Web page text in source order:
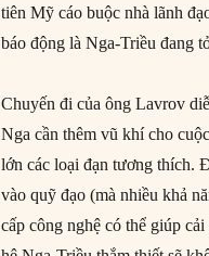
tiên Mỹ cáo buộc nhà lãnh
báo động là Nga-Triều đang
Chuyến đi của ông Lavrov
Nga cần thêm vũ khí cho
lớn các loại đạn tương thích.
vào quỹ đạo (mà nhiều khả
cấp công nghệ có thể giúp